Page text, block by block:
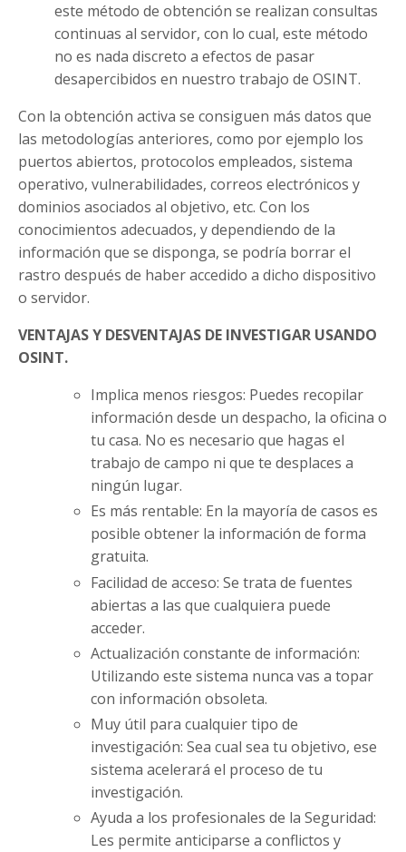
este método de obtención se realizan consultas
continuas al servidor, con lo cual, este método
no es nada discreto a efectos de pasar
desapercibidos en nuestro trabajo de OSINT.
Con la obtención activa se consiguen más datos que
las metodologías anteriores, como por ejemplo los
puertos abiertos, protocolos empleados, sistema
operativo, vulnerabilidades, correos electrónicos y
dominios asociados al objetivo, etc. Con los
conocimientos adecuados, y dependiendo de la
información que se disponga, se podría borrar el
rastro después de haber accedido a dicho dispositivo
o servidor.
VENTAJAS Y DESVENTAJAS DE INVESTIGAR USANDO
OSINT.
Implica menos riesgos: Puedes recopilar
información desde un despacho, la oficina o
tu casa. No es necesario que hagas el
trabajo de campo ni que te desplaces a
ningún lugar.
Es más rentable: En la mayoría de casos es
posible obtener la información de forma
gratuita.
Facilidad de acceso: Se trata de fuentes
abiertas a las que cualquiera puede
acceder.
Actualización constante de información:
Utilizando este sistema nunca vas a topar
con información obsoleta.
Muy útil para cualquier tipo de
investigación: Sea cual sea tu objetivo, ese
sistema acelerará el proceso de tu
investigación.
Ayuda a los profesionales de la Seguridad:
Les permite anticiparse a conflictos y